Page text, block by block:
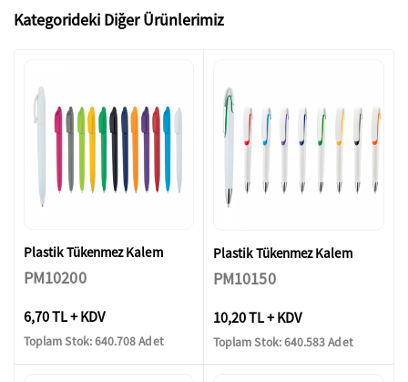
Kategorideki Diğer Ürünlerimiz
Plastik Tükenmez Kalem
PM10200
6,70 TL + KDV
Toplam Stok: 640.708 Adet
Plastik Tükenmez Kalem
PM10150
10,20 TL + KDV
Toplam Stok: 640.583 Adet